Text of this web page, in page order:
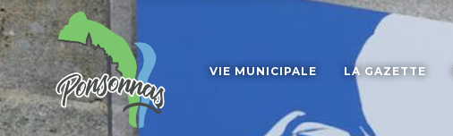
VIE MUNICIPALE LA GAZETTE